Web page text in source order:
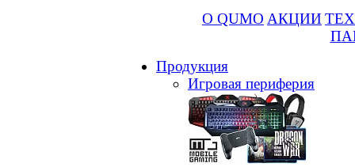
О QUMO АКЦИИ
Продукция
Игровая периферия